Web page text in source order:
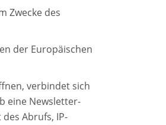
Zwecke des
der Europäischen
verbindet sich
eine Newsletter-
Abrufs, IP-